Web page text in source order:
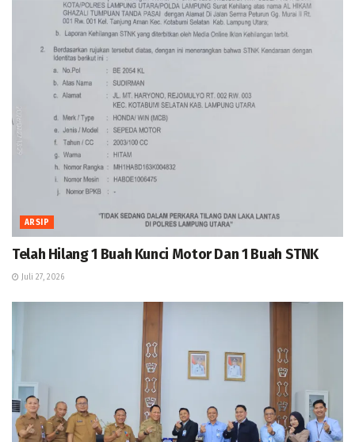
ARSIP
Telah Hilang 1 Buah Kunci Motor Dan 1 Buah STNK
Juli 27, 2026